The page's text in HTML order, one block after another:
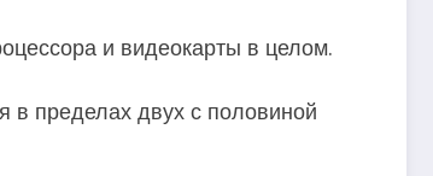
и видеокарты в целом.
в пределах двух с половиной